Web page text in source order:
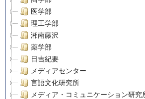
医学部
理工学部
湘南藤沢
薬学部
日吉紀要
メディアセンター
言語文化研究所
メディア・コミュニケーション研究